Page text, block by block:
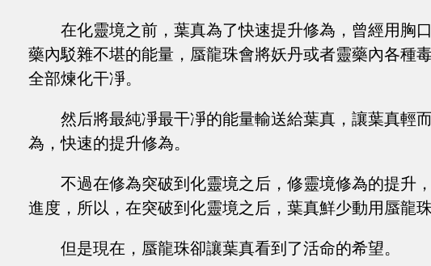
在化靈境之前，葉真為了快速提升修為，曾經用胸
藥內駁雜不堪的能量，蜃龍珠會將妖丹或者靈藥內各種
全部煉化干凈。
然后將最純凈最干凈的能量輸送給葉真，讓葉真輕
為，快速的提升修為。
不過在修為突破到化靈境之后，修靈境修為的提升
進度，所以，在突破到化靈境之后，葉真鮮少動用蜃龍珠
但是現在，蜃龍珠卻讓葉真看到了活命的希望。